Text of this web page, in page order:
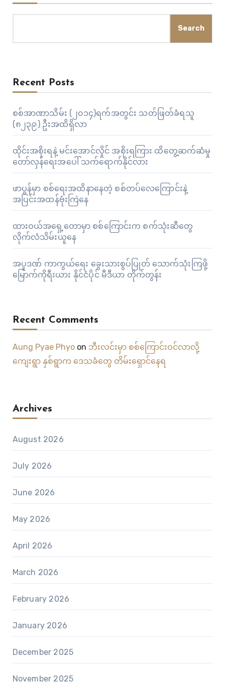
Search
Recent Posts
စစ်အာဏာသိမ်း (၂၀၁၄)ရက်အတွင်း သတ်ဖြတ်ခံရသူ
(၈၂၃၉) ဦးအထိရှိလာ
ထိုင်းအစိုးရနဲ့ မင်းအောင်လှိုင် အစိုးရကြား ထိတွေ့ဆက်ဆံမှု
တော်လှန်ရေးအပေါ် သက်ရောက်နိုင်လား
ဖာပွန်မှာ စစ်ရေးအထိနာနေတဲ့ စစ်တပ်လေကြောင်းနဲ့
အပြင်းအထန်ဗုံးကြဲနေ
ထားဝယ်အရှေ့တောမှာ စစ်ကြောင်းက စက်သုံးဆီတွေ
လိုက်လံသိမ်းယူနေ
အပူဒဏ် ကာကွယ်ရေး ခွေးသားစွပ်ပြုတ် သောက်သုံးကြဖို့
မြောက်ကိုရီးယား နိုင်ငံပိုင် မီဒီယာ တိုက်တွန်း
Recent Comments
Aung Pyae Phyoon ဘီးလင်းမှာ စစ်ကြောင်းဝင်လာလို့
ကျေးရွာ နှစ်ရွာက ဒေသခံတွေ တိမ်းရှောင်နေရ
Archives
August 2026
July 2026
June 2026
May 2026
April 2026
March 2026
February 2026
January 2026
December 2025
November 2025